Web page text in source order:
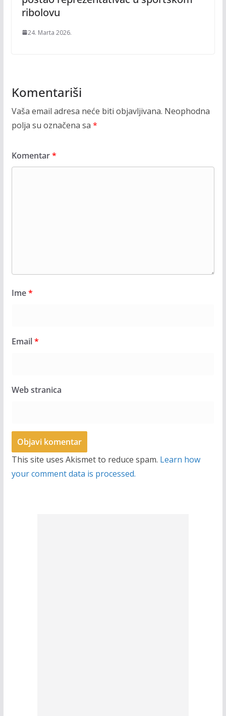
ribolovu
24. Marta 2026.
Komentariši
Vaša email adresa neće biti objavljivana. Neophodna
polja su označena sa *
Komentar*
Ime*
Email*
Web stranica
This site uses Akismet to reduce spam. Learn how
your comment data is processed.